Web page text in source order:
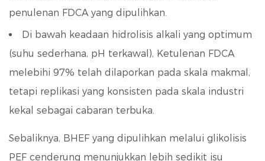
penulenan FDCA yang dipulihkan.
Di bawah keadaan hidrolisis alkali yang optimum
(suhu sederhana, pH terkawal), Ketulenan FDCA
melebihi 97% telah dilaporkan pada skala makmal,
tetapi replikasi yang konsisten pada skala industri
kekal sebagai cabaran terbuka.
Sebaliknya, BHEF yang dipulihkan melalui glikolisis
PEF cenderung menunjukkan lebih sedikit isu